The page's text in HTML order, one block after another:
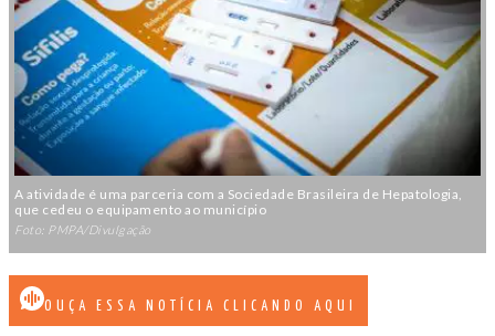
A atividade é uma parceria com a Sociedade Brasileira de Hepatologia,
que cedeu o equipamento ao município
Foto: PMPA/Divulgação
OUÇA ESSA NOTÍCIA CLICANDO AQUI